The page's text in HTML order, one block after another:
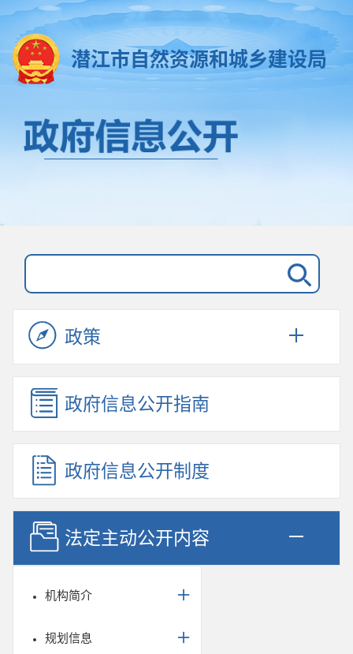
潜江市自然资源和城乡建设局
政策
政府信息公开指南
政府信息公开制度
法定主动公开内容
机构简介
规划信息